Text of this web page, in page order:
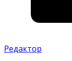
Редактор